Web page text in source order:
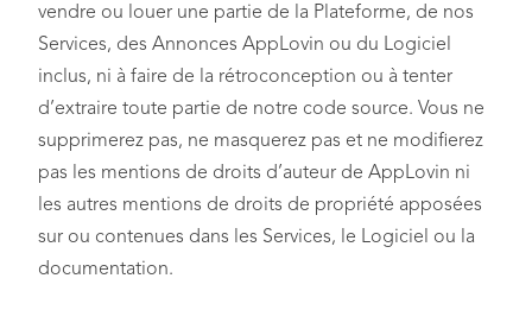
vendre ou louer une partie de la Plateforme, de nos
Services, des Annonces AppLovin ou du Logiciel
inclus, ni à faire de la rétroconception ou à tenter
d’extraire toute partie de notre code source. Vous ne
supprimerez pas, ne masquerez pas et ne modifierez
pas les mentions de droits d’auteur de AppLovin ni
les autres mentions de droits de propriété apposées
sur ou contenues dans les Services, le Logiciel ou la
documentation.